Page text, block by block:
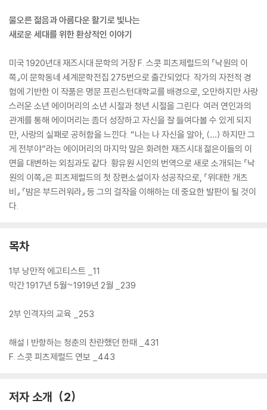
물오른 젊음과 아름다운 활기로 빛나는
새로운 세대를 위한 환상적인 이야기
미국 1920년대 재즈시대 문학의 거장 F. 스콧 피츠제럴드의 『낙원의 이
쪽』이 문학동네 세계문학전집 275번으로 출간되었다. 작가의 자전적 경
험에 기반한 이 작품은 명문 프린스턴대학교를 배경으로, 오만하지만 사랑
스러운 소년 에이머리의 소년 시절과 청년 시절을 그린다. 여러 연인과의
관계를 통해 에이머리는 좀더 성장하고 자신을 잘 들여다볼 수 있게 되지
만, 사랑의 실패로 공허함을 느낀다. “나는 나 자신을 알아, (…) 하지만 그
게 전부야”라는 에이머리의 마지막 말은 화려한 재즈시대 젊은이들의 이
면을 대변하는 외침과도 같다. 황유원 시인의 번역으로 새로 소개되는 『낙
원의 이쪽』은 피츠제럴드의 첫 장편소설이자 성공작으로, 『위대한 개츠
비』 『밤은 부드러워라』 등 그의 걸작을 이해하는 데 중요한 발판이 될 것이
다.
목차
1부 낭만적 에고티스트 _11
막간 1917년 5월~1919년 2월 _239
2부 인격자의 교육 _253
해설 | 반항하는 청춘의 찬란했던 한때 _431
F. 스콧 피츠제럴드 연보 _443
저자 소개 2